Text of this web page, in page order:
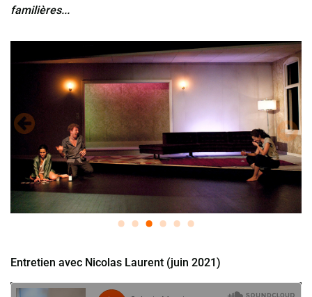
familières...
Entretien avec Nicolas Laurent (juin 2021)